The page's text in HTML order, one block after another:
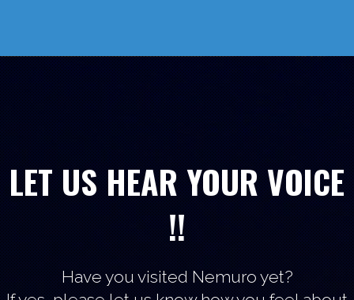
LET US HEAR YOUR VOICE
!!
Have you visited Nemuro yet?